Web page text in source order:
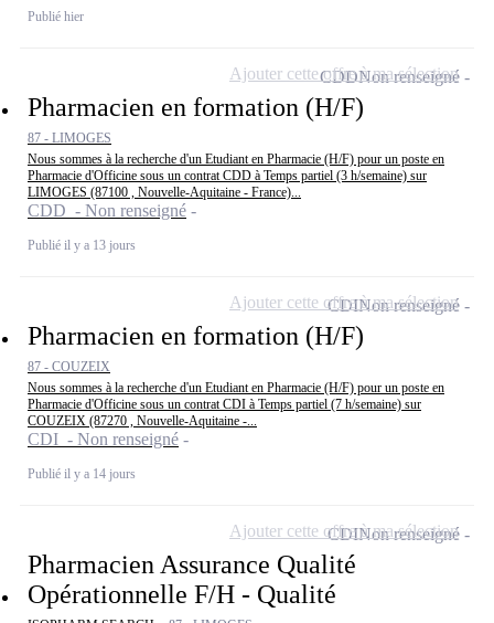
Publié hier
Pharmacien en formation (H/F)
87 - LIMOGES
Nous sommes à la recherche d'un Etudiant en Pharmacie (H/F) pour un poste en
Pharmacie d'Officine sous un contrat CDD à Temps partiel (3 h/semaine) sur
LIMOGES (87100 , Nouvelle-Aquitaine - France)...
CDD - Non renseigné
Publié il y a 13 jours
CDDNon renseigné
Ajouter cette offre à ma sélection
Pharmacien en formation (H/F)
87 - COUZEIX
Nous sommes à la recherche d'un Etudiant en Pharmacie (H/F) pour un poste en
Pharmacie d'Officine sous un contrat CDI à Temps partiel (7 h/semaine) sur
COUZEIX (87270 , Nouvelle-Aquitaine -...
CDI - Non renseigné
Publié il y a 14 jours
CDINon renseigné
Ajouter cette offre à ma sélection
Pharmacien Assurance Qualité
Opérationnelle F/H - Qualité
CDINon renseigné
Ajouter cette offre à ma sélection